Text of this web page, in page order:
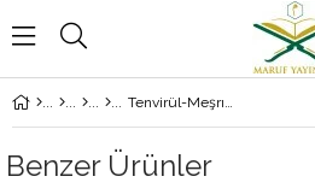
Tenvirül-Meşrık Şerhu Tehzibil-Mantık - تنوير المشرق شرح تهذيب المنطق
Benzer Ürünler